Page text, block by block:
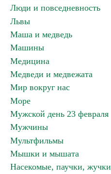
Люди и повседневность
Львы
Маша и медведь
Машины
Медицина
Медведи и медвежата
Мир вокруг нас
Море
Мужской день 23 февраля
Мужчины
Мультфильмы
Мышки и мышата
Насекомые, паучки, жучки